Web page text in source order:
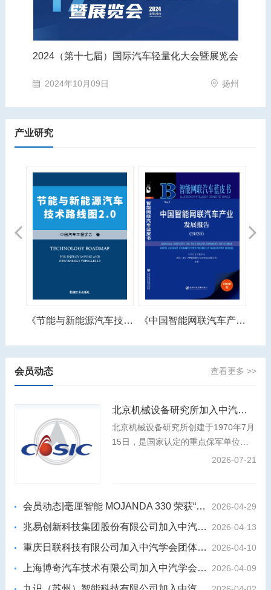
2024（第十七届）国际汽车轻量化大会暨展览会
2024年10月09日 扬州
产业研究
Previous
《节能与新能源汽车技术路线图》 《中国智能网联汽车产业发展报告》
Next
会员动态 查看更多 >>
北京机械设备研究所加入中汽学会团体会员
北京机械设备研究所创建于1970年7月
15日，是国家认定的重点保军单位、
装发专业组副组长单位，是我国航天事
2026-07-21
会员动态|毫厘智能 MOJANDA 330 荣获“2026年度影响力汽车芯片” 2026-04-29
兆易创新科技集团股份有限公司加入中汽学会团体会员 2026-04-13
重庆日联科技有限公司加入中汽学会团体会员 2026-04-10
上海博奇汽车技术有限公司加入中汽学会团体会员 2026-04-09